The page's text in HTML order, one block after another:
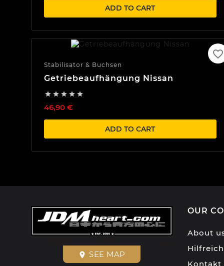
ADD TO CART
Stabilisator & Buchsen
Getriebeaufhängung Nissan
    
46,90 €
ADD TO CART
favorite_border
place SEE MAP
OUR
About
Kontakt